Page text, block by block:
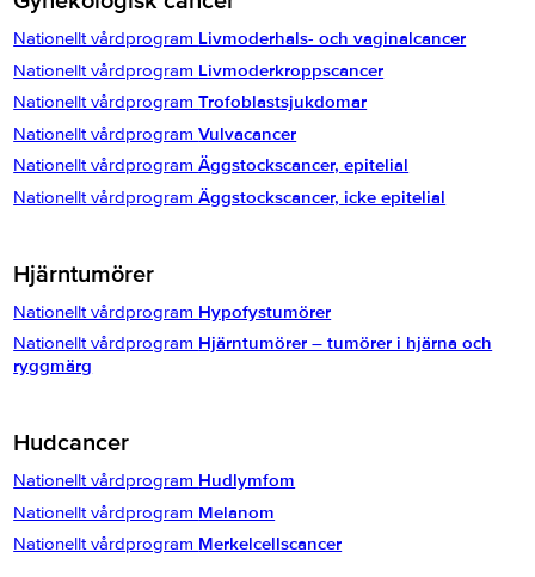
Nationellt vårdprogram Livmoderhals- och vaginalcancer
Nationellt vårdprogram Livmoderkroppscancer
Nationellt vårdprogramTrofoblastsjukdomar
Nationellt vårdprogramVulvacancer
Nationellt vårdprogramÄggstockscancer, epitelial
Nationellt vårdprogramÄggstockscancer, icke epitelial
Hjärntumörer
Nationellt vårdprogram Hypofystumörer
Nationellt vårdprogram Hjärntumörer – tumörer i hjärna och
ryggmärg
Hudcancer
Nationellt vårdprogram Hudlymfom
Nationellt vårdprogram Melanom
Nationellt vårdprogram Merkelcellscancer